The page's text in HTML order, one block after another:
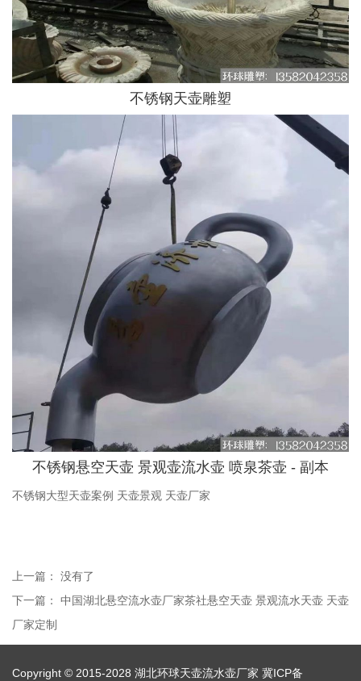
不锈钢天壶雕塑
不锈钢悬空天壶 景观壶流水壶 喷泉茶壶 - 副本
不锈钢大型天壶案例 天壶景观 天壶厂家
上一篇： 没有了
下一篇： 中国湖北悬空流水壶厂家茶社悬空天壶 景观流水天壶 天壶
厂家定制
Copyright © 2015-2028 湖北环球天壶流水壶厂家 冀ICP备